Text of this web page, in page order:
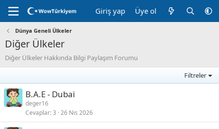
Giriş yap Üye ol
Dünya Geneli Ülkeler
Diğer Ülkeler
Diğer Ülkeler Hakkında Bilgi Paylaşım Forumu
Filtreler
B.A.E - Dubai
deger16
Cevaplar 3 26 Nis 2026